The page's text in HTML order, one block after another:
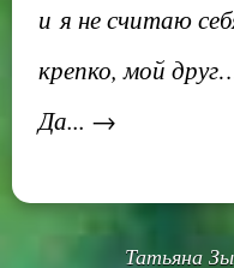
и я не считаю
крепко, мой
Да... →
Татьяна